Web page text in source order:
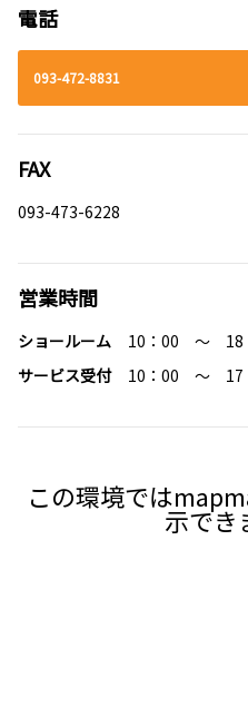
電話
093-472-8831
FAX
093-473-6228
営業時間
ショールーム
10：00 ～ 18
サービス受付
10：00 ～ 17
この環境では
示でき